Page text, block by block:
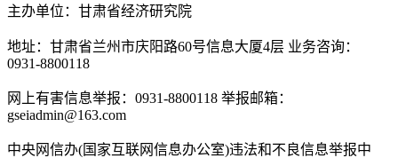
主办单位：甘肃省经济研究院
地址：甘肃省兰州市庆阳路60号信息大厦4层 业务咨询：
0931-8800118
网上有害信息举报：0931-8800118 举报邮箱：
gseiadmin@163.com
中央网信办(国家互联网信息办公室)违法和不良信息举报中